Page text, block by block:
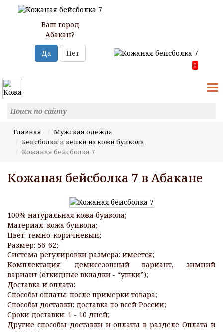
Ваш город
Абакан?
Да
Нет
0
Главная
Мужская одежда
Бейсболки и кепки из кожи буйвола
Кожаная бейсболка 7
Кожаная бейсболка 7 в Абакане
100% натуральная кожа буйвола;
Материал: кожа буйвола;
Цвет: темно-коричневый;
Размер: 56-62;
Система регулировки размера: имеется;
Комплектация: демисезонный вариант, зимний
вариант (откидные вкладки - “ушки”);
Доставка и оплата:
Способы оплаты: после примерки товара;
Способы доставки: доставка по всей России;
Сроки доставки: 1 - 10 дней;
Другие способы доставки и оплаты в разделе Оплата и